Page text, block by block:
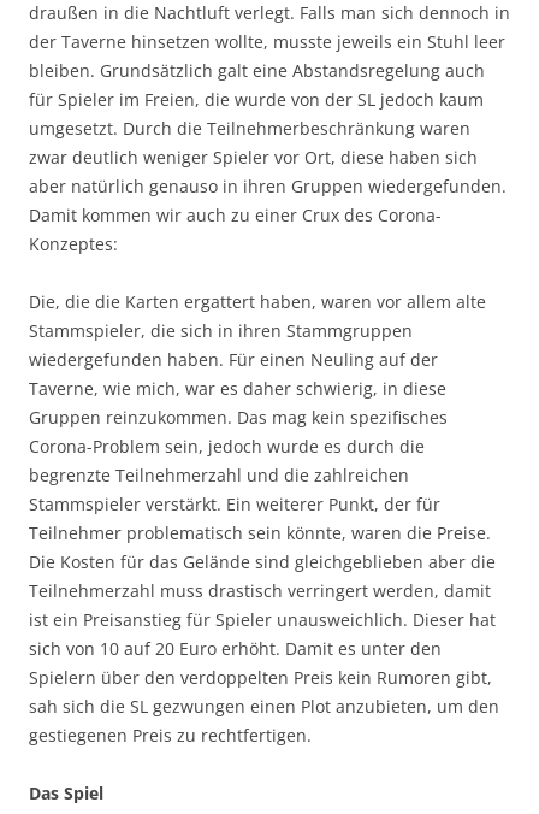
draußen in die Nachtluft verlegt. Falls man sich dennoch in
der Taverne hinsetzen wollte, musste jeweils ein Stuhl leer
bleiben. Grundsätzlich galt eine Abstandsregelung auch
für Spieler im Freien, die wurde von der SL jedoch kaum
umgesetzt. Durch die Teilnehmerbeschränkung waren
zwar deutlich weniger Spieler vor Ort, diese haben sich
aber natürlich genauso in ihren Gruppen wiedergefunden.
Damit kommen wir auch zu einer Crux des Corona-
Konzeptes:
Die, die die Karten ergattert haben, waren vor allem alte
Stammspieler, die sich in ihren Stammgruppen
wiedergefunden haben. Für einen Neuling auf der
Taverne, wie mich, war es daher schwierig, in diese
Gruppen reinzukommen. Das mag kein spezifisches
Corona-Problem sein, jedoch wurde es durch die
begrenzte Teilnehmerzahl und die zahlreichen
Stammspieler verstärkt. Ein weiterer Punkt, der für
Teilnehmer problematisch sein könnte, waren die Preise.
Die Kosten für das Gelände sind gleichgeblieben aber die
Teilnehmerzahl muss drastisch verringert werden, damit
ist ein Preisanstieg für Spieler unausweichlich. Dieser hat
sich von 10 auf 20 Euro erhöht. Damit es unter den
Spielern über den verdoppelten Preis kein Rumoren gibt,
sah sich die SL gezwungen einen Plot anzubieten, um den
gestiegenen Preis zu rechtfertigen.
Das Spiel